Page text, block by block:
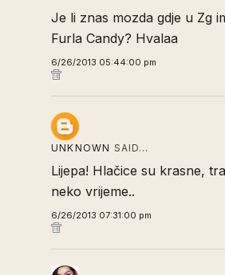
Je li znas mozda gdje u Zg
Furla Candy? Hvalaa
6/26/2013 05:44:00 pm
UNKNOWN SAID…
Lijepa! Hlačice su krasne,
neko vrijeme..
6/26/2013 07:31:00 pm